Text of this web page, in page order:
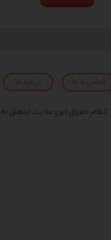
تمام حقوق این سایت متعلق به
تماس با ما درباره ما